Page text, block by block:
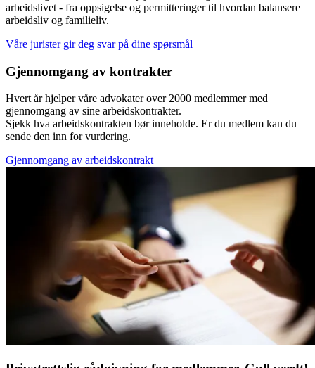
arbeidslivet - fra oppsigelse og permitteringer til hvordan balansere
arbeidsliv og familieliv.
Våre jurister gir deg svar på dine spørsmål
Gjennomgang av kontrakter
Hvert år hjelper våre advokater over 2000 medlemmer med
gjennomgang av sine arbeidskontrakter.
Sjekk hva arbeidskontrakten bør inneholde. Er du medlem kan du
sende den inn for vurdering.
Gjennomgang av arbeidskontrakt